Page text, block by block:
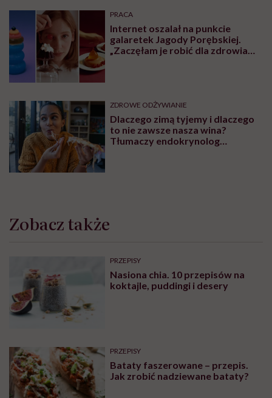
PRACA
Internet oszalał na punkcie
galaretek Jagody Porębskiej.
„Zaczęłam je robić dla zdrowia
ZDROWE ODŻYWIANIE
Dlaczego zimą tyjemy i dlaczego
to nie zawsze nasza wina?
Tłumaczy endokrynolog
Zobacz także
PRZEPISY
Nasiona chia. 10 przepisów na
koktajle, puddingi i desery
PRZEPISY
Bataty faszerowane – przepis.
Jak zrobić nadziewane bataty?